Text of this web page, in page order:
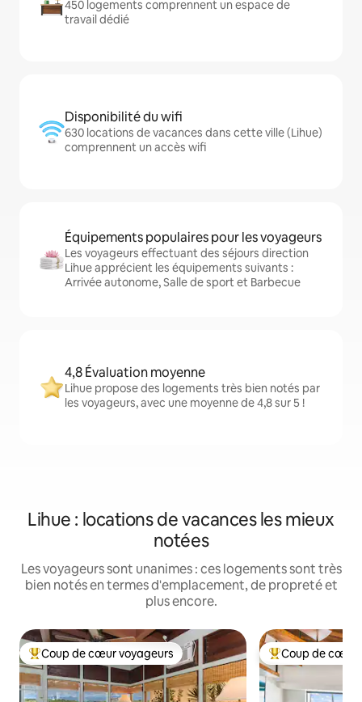
450 logements comprennent un espace de
travail dédié
Disponibilité du wifi
630 locations de vacances dans cette ville (Lihue)
comprennent un accès wifi
Équipements populaires pour les voyageurs
Les voyageurs effectuant des séjours direction
Lihue apprécient les équipements suivants :
Arrivée autonome, Salle de sport et Barbecue
4,8 Évaluation moyenne
Lihue propose des logements très bien notés par
les voyageurs, avec une moyenne de 4,8 sur 5 !
Lihue : locations de vacances les mieux
notées
Les voyageurs sont unanimes : ces logements sont très
bien notés en termes d'emplacement, de propreté et
plus encore.
Coups de cœur voyageurs les plus appréciés
Coup de cœur voyageurs Coups de cœur
Coup de cœur